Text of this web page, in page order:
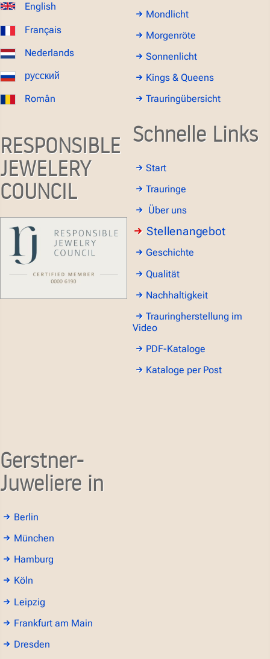
English
Français
Nederlands
русский
Român
RESPONSIBLE
JEWELERY
COUNCIL
Mondlicht
Morgenröte
Sonnenlicht
Kings & Queens
Trauringübersicht
Schnelle Links
Start
Trauringe
Über uns
Stellenangebot
Geschichte
Qualität
Nachhaltigkeit
Trauringherstellung im
Video
PDF-Kataloge
Kataloge per Post
Gerstner-
Juweliere in
Berlin
München
Hamburg
Köln
Leipzig
Frankfurt am Main
Dresden